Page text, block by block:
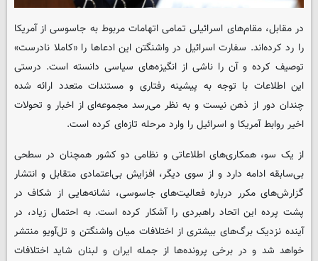
در مقابل، مقام‌های اسرائیلی تمامی اتهامات مربوط به جاسوسی از آمریکا
را رد کرده‌اند. سفارت اسرائیل در واشنگتن این ادعاها را «کاملا نادرست»
توصیف کرده و آن را ناشی از انگیزه‌های سیاسی دانسته است. درستی
این اطلاعات با توجه به پیشینه رفتاری و مستندات متعدد ارائه شده
چندان دور از ذهن نیست و به نظر می‌رسد مجموعه‌ای از اخبار و تحولات
اخیر روابط آمریکا و اسرائیل را وارد مرحله تازه‌ای کرده است.
از یک سو، همکاری‌های اطلاعاتی و نظامی دو کشور همچنان در سطحی
بی‌سابقه ادامه دارد و از سوی دیگر، افزایش بی‌اعتمادی متقابل و انتشار
گزارش‌های مکرر درباره فعالیت‌های جاسوسی، نشانه‌هایی از شکاف در
پشت پرده این اتحاد راهبردی را آشکار کرده است. به احتمال زیاد، در
آینده‌ نزدیک برگ‌های بیشتری از اختلافات میان واشنگتن و تل‌آویو منتشر
خواهد شد و در برخی پرونده‌ها از جمله ایران و لبنان شاید اختلافات